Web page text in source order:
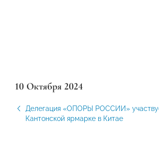
10 Октября 2024
Делегация «ОПОРЫ РОССИИ»
Кантонской ярмарке в Китае